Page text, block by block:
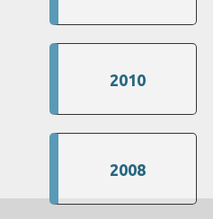
2010
2008